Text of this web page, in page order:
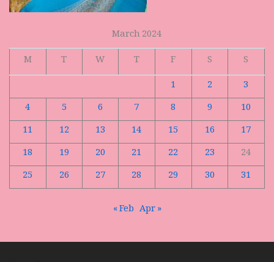
March 2024
M
T W T F S
S
1
2
3
4
5 6 7 8 9
10
11
12 13 14 15 16
17
18
19 20 21 22 23
24
25
26 27 28 29 30 31
« Feb Apr »